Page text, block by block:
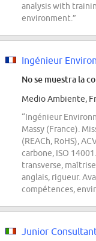
analysis with
environment.”
Ingénieur
No se muestra la
Medio Ambiente,
“Ingénieur
Massy (France).
(REACh, RoHS),
carbone, ISO
transverse,
anglais, rigueur.
compétences,